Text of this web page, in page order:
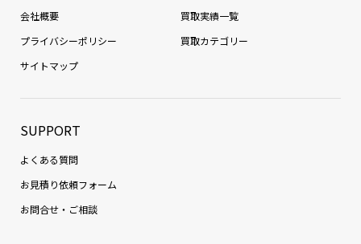
会社概要
プライバシーポリシー
サイトマップ
買取実績一覧
買取カテゴリー
SUPPORT
よくある質問
お見積り依頼フォーム
お問合せ・ご相談